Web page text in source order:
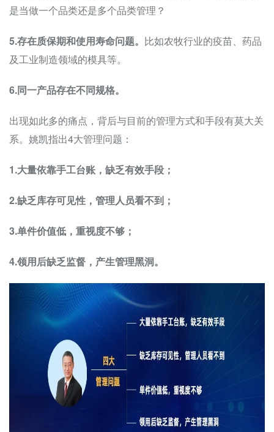
是当做一个品类还是多个品类管理？
5.存在质保期和使用寿命问题。 比如农牧行业的疫苗、药品
及工业制造领域的模具等。
6.同一产品存在不同规格。
出现如此多的痛点，背后与目前的管理方式和手段有莫大关
系。姚凯指出4大管理问题：
1.大量依靠手工台账，缺乏有效手段；
2.缺乏库存可见性，管理人员看不到；
3.单件价值低，重视度不够；
4.领用后缺乏监督，产生管理黑洞。